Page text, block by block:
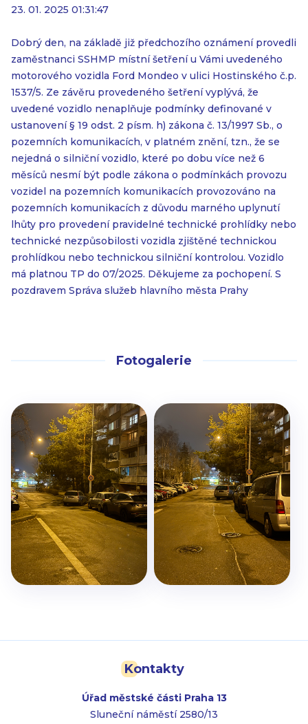
23. 01. 2025 01:31:47
Dobrý den, na základě již předchozího oznámení provedli
zaměstnanci SSHMP místní šetření u Vámi uvedeného
motorového vozidla Ford Mondeo v ulici Hostinského č.p.
1537/5. Ze závěru provedeného šetření vyplývá, že
uvedené vozidlo nenaplňuje podmínky definované v
ustanovení § 19 odst. 2 písm. h) zákona č. 13/1997 Sb., o
pozemních komunikacích, v platném znění, tzn., že se
nejedná o silniční vozidlo, které po dobu více než 6
měsíců nesmí být podle zákona o podmínkách provozu
vozidel na pozemních komunikacích provozováno na
pozemních komunikacích z důvodu marného uplynutí
lhůty pro provedení pravidelné technické prohlídky nebo
technické nezpůsobilosti vozidla zjištěné technickou
prohlídkou nebo technickou silniční kontrolou. Vozidlo
má platnou TP do 07/2025. Děkujeme za pochopení. S
pozdravem Správa služeb hlavního města Prahy
Fotogalerie
Kontakty
Úřad městské části Praha 13
Sluneční náměstí 2580/13